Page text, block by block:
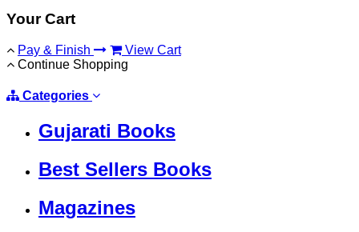
Your Cart
Pay & Finish
View Cart
Continue Shopping
Categories
Gujarati Books
Best Sellers Books
Magazines